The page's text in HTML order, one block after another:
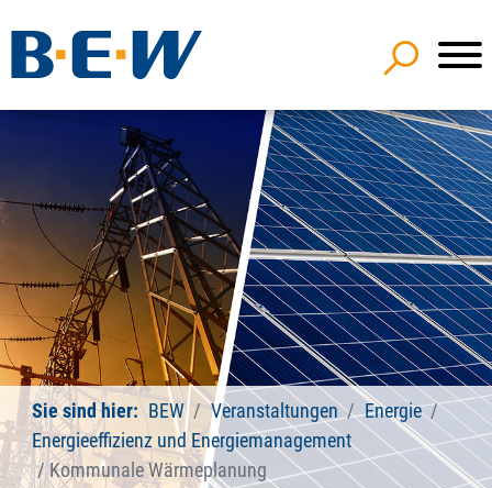
Sie sind hier: BEW Veranstaltungen
Energie
Energieeffizienz und Energiemanagement
Kommunale Wärmeplanung